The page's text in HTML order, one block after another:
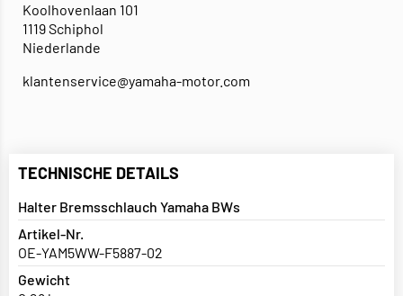
Koolhovenlaan 101
1119 Schiphol
Niederlande
klantenservice@yamaha-motor.com
TECHNISCHE DETAILS
Halter Bremsschlauch Yamaha BWs
Artikel-Nr.
OE-YAM5WW-F5887-02
Gewicht